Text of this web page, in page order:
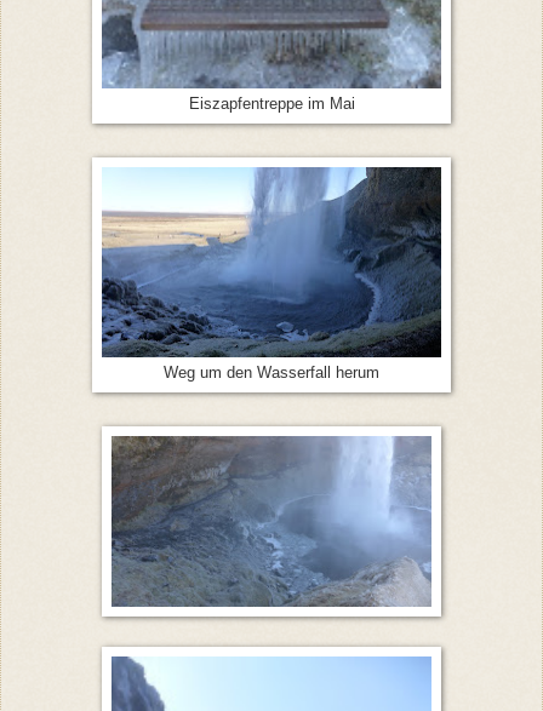
Eiszapfentreppe im Mai
Weg um den Wasserfall herum